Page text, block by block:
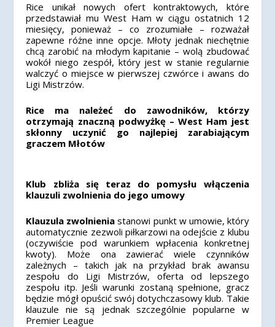
Rice unikał nowych ofert kontraktowych, które
przedstawiał mu West Ham w ciągu ostatnich 12
miesięcy, ponieważ – co zrozumiałe – rozważał
zapewne różne inne opcje. Młoty jednak niechętnie
chcą zarobić na młodym kapitanie – wolą zbudować
wokół niego zespół, który jest w stanie regularnie
walczyć o miejsce w pierwszej czwórce i awans do
Ligi Mistrzów.
Rice ma należeć do zawodników, którzy
otrzymają znaczną podwyżkę – West Ham jest
skłonny uczynić go najlepiej zarabiającym
graczem Młotów
Klub zbliża się teraz do pomysłu włączenia
klauzuli zwolnienia do jego umowy
Klauzula zwolnienia stanowi punkt w umowie, który
automatycznie zezwoli piłkarzowi na odejście z klubu
(oczywiście pod warunkiem wpłacenia konkretnej
kwoty). Może ona zawierać wiele czynników
zależnych – takich jak na przykład brak awansu
zespołu do Ligi Mistrzów, oferta od lepszego
zespołu itp. Jeśli warunki zostaną spełnione, gracz
będzie mógł opuścić swój dotychczasowy klub. Takie
klauzule nie są jednak szczególnie popularne w
Premier League